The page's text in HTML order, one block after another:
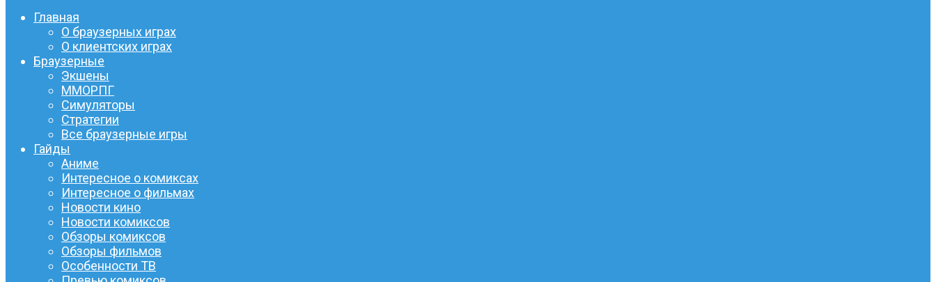
Главная
О браузерных играх
О клиентских играх
Браузерные
Экшены
ММОРПГ
Симуляторы
Стратегии
Все браузерные игры
Гайды
Аниме
Интересное о комиксах
Интересное о фильмах
Новости кино
Новости комиксов
Обзоры комиксов
Обзоры фильмов
Особенности ТВ